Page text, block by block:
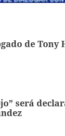
de Tony
será